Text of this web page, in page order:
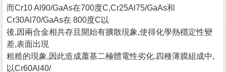
而Cr10 Al90/GaAs在700度C,Cr25Al75/GaAs和
Cr30Al70/GaAs在 800度C以
後,因兩合金相共存且開始有擴散現象,使得化學熱穩定性變
差,表面出現
粗糙的現象,因此造成蕭基二極體電性劣化.四種薄膜組成中,
以Cr60Al40/